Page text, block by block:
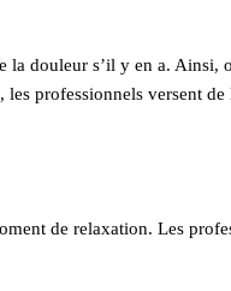
la douleur s’il y en a. Ainsi,
professionnels versent
de relaxation. Les